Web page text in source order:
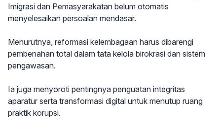
Imigrasi dan Pemasyarakatan belum otomatis
menyelesaikan persoalan mendasar.
Menurutnya, reformasi kelembagaan harus dibarengi
pembenahan total dalam tata kelola birokrasi dan sistem
pengawasan.
Ia juga menyoroti pentingnya penguatan integritas
aparatur serta transformasi digital untuk menutup ruang
praktik korupsi.